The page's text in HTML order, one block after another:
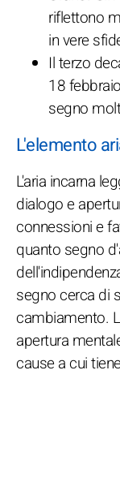
riflettono
in vere
Il terzo
18
segno
L'elemento
L'aria incarna
dialogo e
connessioni e
quanto segno
segno cerca di
cambiamento.
apertura
cause a cui